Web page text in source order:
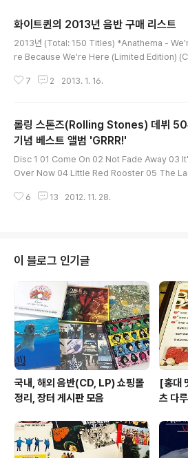
화이트퀸의 2013년 음반 구매 리스트
2013년 (Total: 150 Titles) *Anathema -
re Because We're Here (Limited Edition)
Furry Animals - Rings Around The World
The Best Of (2 CD) (1.20) *The
old (2 CD) (1.20) *V.A. - 12-12-12: The
7 2 2013. 1. 16.
롤링 스톤즈(Rolling Stones) 데뷔 50
기념 베스트 앨범 'GRRR!'
Disc 1 01 Come On 02 Not Fade Away 03
Over Now 04 Little Red Rooster 05 The
n My Side 08 Get Off Of My Cloud 09 Heart
Shadow? 15 Ruby Tuesday 16 Let's Spend
Night Together 17 We Love You D..
6 13 2012. 11. 28.
이 블로그 인기글
국내, 해외 음반(CD, LP) 쇼핑몰
정리, 장터 게시판 모음
[홍대
츠 다